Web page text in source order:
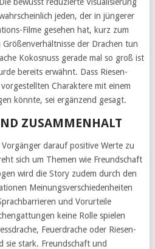
jeden, der in jüngerer
Filme gesehen hat, kurz zum
der Drachen tun
Kokosnuss gerade mal so groß ist
bereits erwähnt. Dass Riesen-
Charaktere mit einem
könnte, sei ergänzend gesagt.
ZUSAMMENHALT
darauf positive Werte zu
sich um Themen wie Freundschaft
wird die Story zudem durch den
Meinungsverschiedenheiten
und Vorurteile
keine Rolle spielen
Feuerdrache oder Riesen-
sie stark. Freundschaft und